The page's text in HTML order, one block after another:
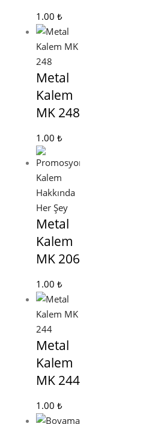
1.00 ₺
Metal
Kalem
MK 248
1.00 ₺
Metal
Kalem
MK 206
1.00 ₺
Metal
Kalem
MK 244
1.00 ₺